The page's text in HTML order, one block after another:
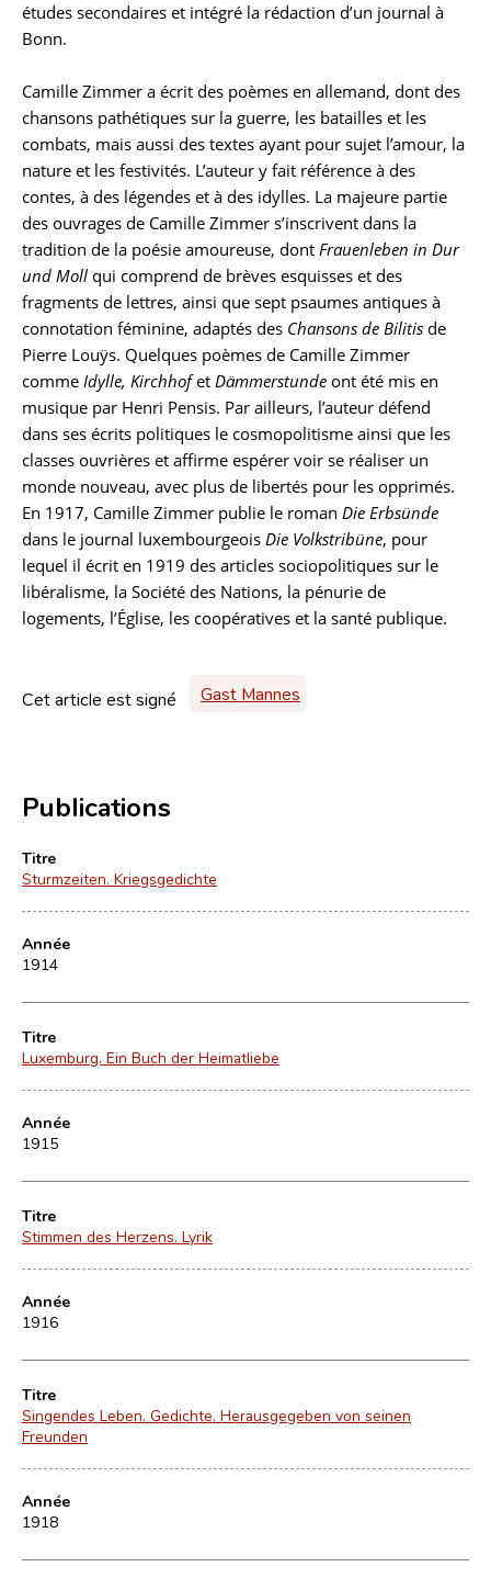
études secondaires et intégré la rédaction d’un journal à
Bonn.
Camille Zimmer a écrit des poèmes en allemand, dont des
chansons pathétiques sur la guerre, les batailles et les
combats, mais aussi des textes ayant pour sujet l’amour, la
nature et les festivités. L’auteur y fait référence à des
contes, à des légendes et à des idylles. La majeure partie
des ouvrages de Camille Zimmer s’inscrivent dans la
tradition de la poésie amoureuse, dont Frauenleben in Dur
und Moll qui comprend de brèves esquisses et des
fragments de lettres, ainsi que sept psaumes antiques à
connotation féminine, adaptés des Chansons de Bilitis de
Pierre Louÿs. Quelques poèmes de Camille Zimmer
comme Idylle, Kirchhofet Dämmerstunde ont été mis en
musique par Henri Pensis. Par ailleurs, l’auteur défend
dans ses écrits politiques le cosmopolitisme ainsi que les
classes ouvrières et affirme espérer voir se réaliser un
monde nouveau, avec plus de libertés pour les opprimés.
En 1917, Camille Zimmer publie le roman Die Erbsünde
dans le journal luxembourgeois Die Volkstribüne, pour
lequel il écrit en 1919 des articles sociopolitiques sur le
libéralisme, la Société des Nations, la pénurie de
logements, l’Église, les coopératives et la santé publique.
Cet article est signé Gast Mannes
Publications
Titre
Sturmzeiten. Kriegsgedichte
Année
1914
Titre
Luxemburg. Ein Buch der Heimatliebe
Année
1915
Titre
Stimmen des Herzens. Lyrik
Année
1916
Titre
Singendes Leben. Gedichte. Herausgegeben von seinen
Freunden
Année
1918